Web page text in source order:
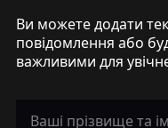
Ви можете додати
повідомлення або
важливими для